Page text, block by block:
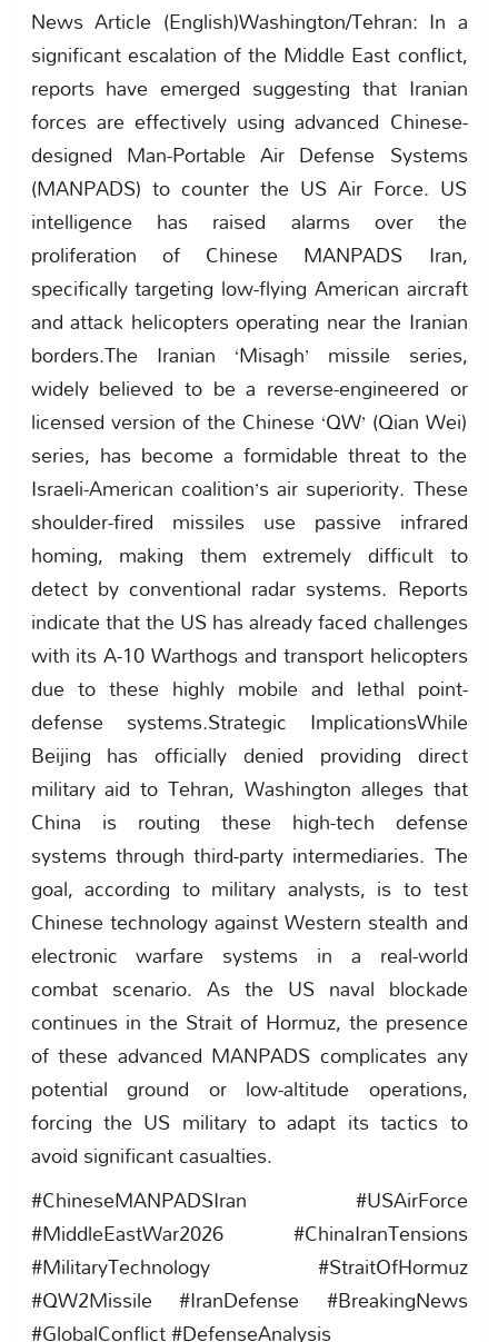
News Article (English)Washington/Tehran: In a
significant escalation of the Middle East conflict,
reports have emerged suggesting that Iranian
forces are effectively using advanced Chinese-
designed Man-Portable Air Defense Systems
(MANPADS) to counter the US Air Force. US
intelligence has raised alarms over the
proliferation of Chinese MANPADS Iran,
specifically targeting low-flying American aircraft
and attack helicopters operating near the Iranian
borders.The Iranian ‘Misagh’ missile series,
widely believed to be a reverse-engineered or
licensed version of the Chinese ‘QW’ (Qian Wei)
series, has become a formidable threat to the
Israeli-American coalition’s air superiority. These
shoulder-fired missiles use passive infrared
homing, making them extremely difficult to
detect by conventional radar systems. Reports
indicate that the US has already faced challenges
with its A-10 Warthogs and transport helicopters
due to these highly mobile and lethal point-
defense systems.Strategic ImplicationsWhile
Beijing has officially denied providing direct
military aid to Tehran, Washington alleges that
China is routing these high-tech defense
systems through third-party intermediaries. The
goal, according to military analysts, is to test
Chinese technology against Western stealth and
electronic warfare systems in a real-world
combat scenario. As the US naval blockade
continues in the Strait of Hormuz, the presence
of these advanced MANPADS complicates any
potential ground or low-altitude operations,
forcing the US military to adapt its tactics to
avoid significant casualties.
#ChineseMANPADSIran #USAirForce
#MiddleEastWar2026 #ChinaIranTensions
#MilitaryTechnology #StraitOfHormuz
#QW2Missile #IranDefense #BreakingNews
#GlobalConflict #DefenseAnalysis